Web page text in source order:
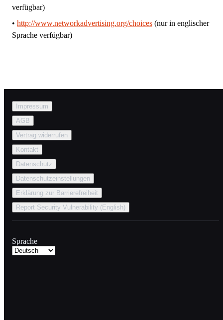
verfügbar)
• http://www.networkadvertising.org/choices (nur in englischer
Sprache verfügbar)
Impressum
AGB
Vertrag widerrufen
Kontakt
Datenschutz
Datenschutzeinstellungen
Erklärung zur Barrierefreiheit
Report Security Vulnerability (English)
Sprache